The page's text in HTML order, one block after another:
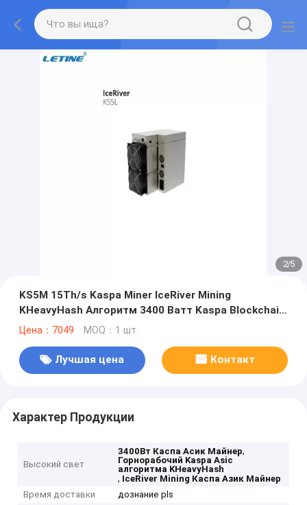
2/5
KS5M 15Th/s Kaspa Miner IceRiver Mining
KHeavyHash Алгоритм 3400 Ватт Kaspa Blockchain
Asic Miner
Цена：7049 MOQ：1 шт.
Лучшая цена Контакт
Характер Продукции
Высокий свет
3400Вт Каспа Асик Майнер,
Горнорабочий Kaspa Asic
алгоритма KHeavyHash
, IceRiver Mining Каспа Азик Майнер
Время доставки
дознание pls